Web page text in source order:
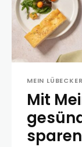
MEIN
Mit
sparen